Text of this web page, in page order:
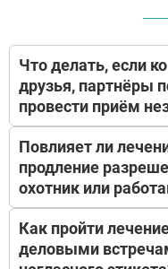
Что делать, если
друзья, партнёры
провести приём
Мы понимаем, что
предполагает
удобное для вас
вечером или в
гражданской
медицинской
мгновенное
Повлияет ли
продление
охотник или
Мы понимаем вашу
Частная клиника не
Как пройти
деловыми